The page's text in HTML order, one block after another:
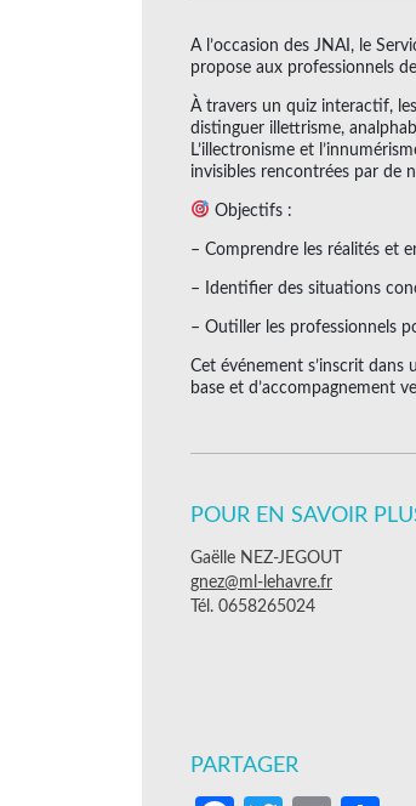
A l’occasion des JNAI, le
propose aux professionnels
À travers un quiz interactif,
distinguer illettrisme,
L’illectronisme et
invisibles rencontrées par de
Objectifs :
– Comprendre les réalités et
– Identifier des situations
– Outiller les professionnels
Cet événement s’inscrit dans
base et d’accompagnement
POUR EN SAVOIR
Gaëlle NEZ-JEGOUT
gnez@ml-lehavre.fr
Tél. 0658265024
PARTAGER